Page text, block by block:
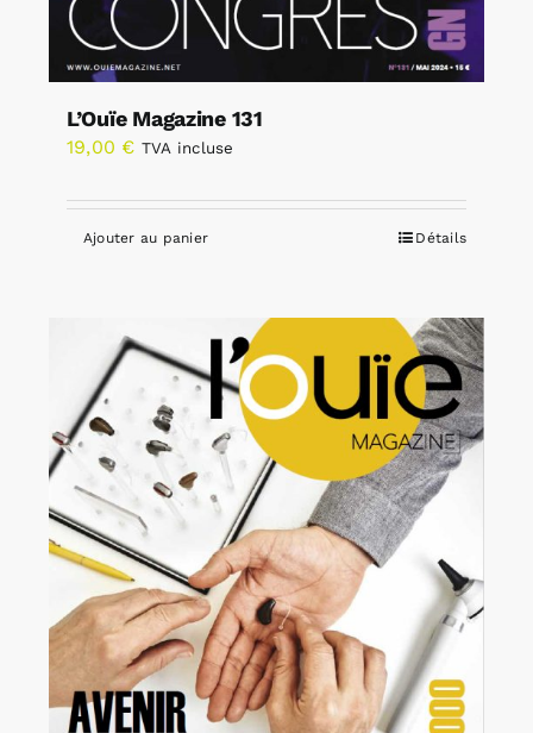
L’Ouïe Magazine 131
19,00 € TVA incluse
Ajouter au panier Détails